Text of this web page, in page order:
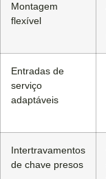
Montagem
flexível
Entradas de
serviço
adaptáveis
Intertravamentos
de chave presos